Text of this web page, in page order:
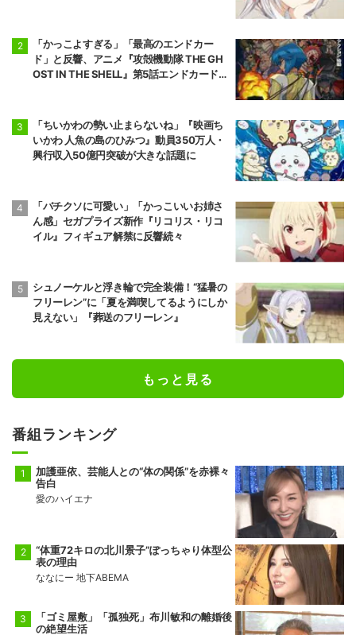
「かっこよすぎる」「最高のエンドカー
ド」と反響、アニメ『攻殻機動隊 THE GH
OST IN THE SHELL』第5話エンドカード公
「ちいかわの勢い止まらないね」『映画ち
いかわ 人魚の島のひみつ』動員350万人・
興行収入50億円突破が大きな話題に
「バチクソに可愛い」「かっこいいお姉さ
ん感」セガプライズ新作『リコリス・リコ
イル』フィギュア解禁に反響続々
シュノーケルと浮き輪で完全装備！“猛暑の
フリーレン”に「夏を満喫してるようにしか
見えない」『葬送のフリーレン』
もっと見る
番組ランキング
加護亜依、芸能人との“体の関係”を赤裸々
告白
愛のハイエナ
“体重72キロの北川景子”ぽっちゃり体型公
表の理由
ななにー 地下ABEMA
「ゴミ屋敷」「孤独死」布川敏和の離婚後
の絶望生活